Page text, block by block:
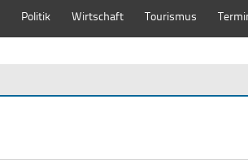
Politik Wirtschaft Tourismus